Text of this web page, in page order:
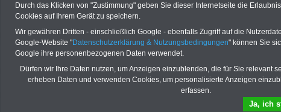
wichtigen Fragen
Tarifverträge für den
Dienst:
Dienst (TVöD, TV-L)
10 Bücher bzw.
herunterladen, lesen
ausdrucken.Mehr
Durch das Klicken von "Zustimmung" geben Sie dieser Internetseite die
Cookies auf Ihrem Gerät zu speichern.
Wir gewähren Dritten - einschließlich Google - ebenfalls Zugriff auf die
Google-Website "Datenschutzerklärung & Nutzungsbedingungen" können Sie
Google ihre personenbezogenen Daten verwendet.
Dürfen wir Ihre Daten nutzen, um Anzeigen einzublenden, die für Sie relevant
erheben Daten und verwenden Cookies, um personalisierte Anzeigen
erfassen.
Ja, ich